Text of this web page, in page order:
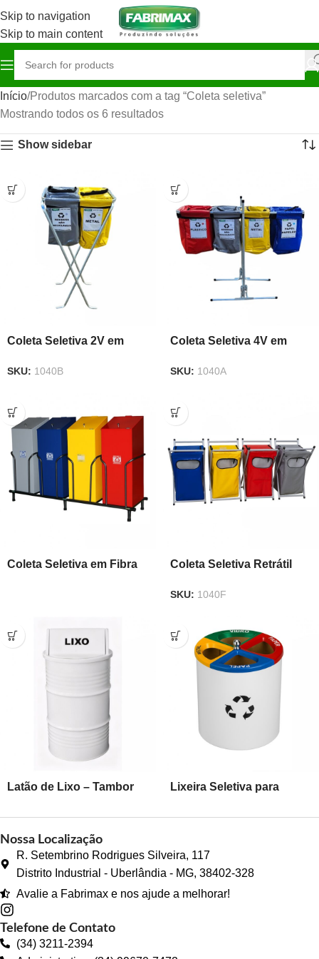
Skip to navigation
Skip to main content
Início Produtos marcados com a tag “Coleta seletiva”
Mostrando todos os 6 resultados
Show sidebar
Coleta Seletiva 2V em
SKU: 1040B
Coleta Seletiva 4V em
SKU: 1040A
Coleta Seletiva em Fibra
Coleta Seletiva Retrátil
SKU: 1040F
Latão de Lixo – Tambor
Lixeira Seletiva para
Nossa Localização
R. Setembrino Rodrigues Silveira, 117
Distrito Industrial - Uberlândia - MG, 38402-328
Avalie a Fabrimax e nos ajude a melhorar!
Telefone de Contato
(34) 3211-2394